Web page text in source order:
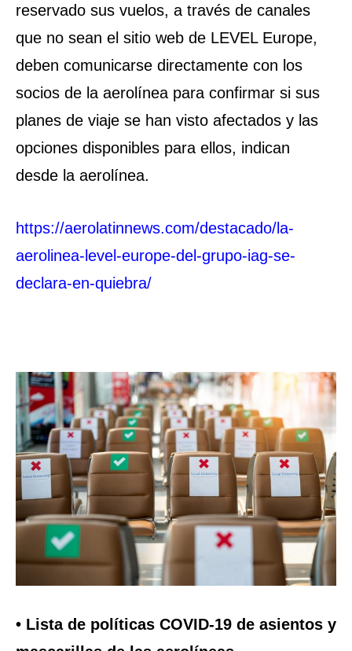
reservado sus vuelos, a través de canales
que no sean el sitio web de LEVEL Europe,
deben comunicarse directamente con los
socios de la aerolínea para confirmar si sus
planes de viaje se han visto afectados y las
opciones disponibles para ellos, indican
desde la aerolínea.
https://aerolatinnews.com/destacado/la-
aerolinea-level-europe-del-grupo-iag-se-
declara-en-quiebra/
• Lista de políticas COVID-19 de asientos y